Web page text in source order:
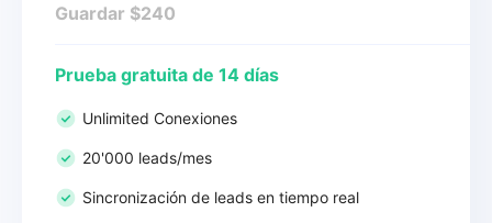
Guardar $240
Prueba gratuita de 14 días
Unlimited Conexiones
20'000 leads/mes
Sincronización de leads en tiempo real